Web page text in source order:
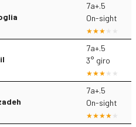
7a+.5
On-sight
7a+.5
3° giro
7a+.5
On-sight